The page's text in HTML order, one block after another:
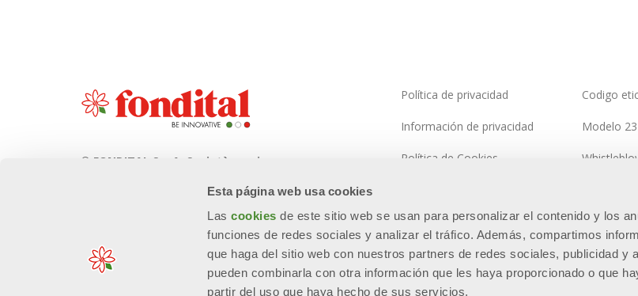
Esta página web usa cookies
Lascookiesde este sitio web se usan para personalizar el contenido y los
funciones de redes sociales y analizar el tráfico. Además, compartimos
que haga del sitio web con nuestros partners de redes sociales, publicidad y
pueden combinarla con otra información que les haya proporcionado o que
partir del uso que haya hecho de sus servicios.
© FONDITAL S.p.A. Società a unico
Sede Legale e Amministrativa
Via Cerreto, 40 - 25079 VOBARNO
Política de privacidad
Información de privacidad
Política de Cookies
Mapa del sitio
Codigo
Modelo